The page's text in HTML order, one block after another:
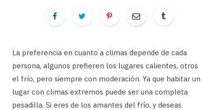
La preferencia en cuanto a climas depende de cada
persona, algunos prefieren los lugares calientes, otros
el frío, pero siempre con moderación. Ya que habitar un
lugar con climas extremos puede ser una completa
pesadilla. Si eres de los amantes del frío, y deseas